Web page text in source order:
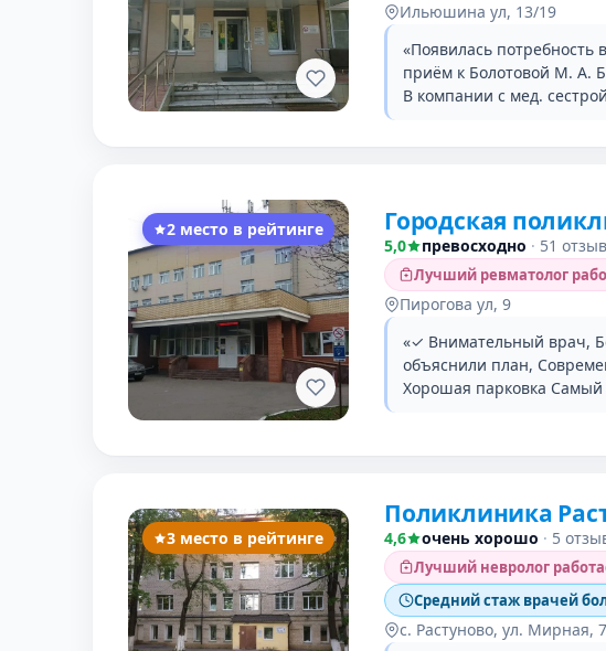
Ильюшина ул, 13/19
«Появилась
приём к Болотовой М. А.
В компании с мед.
2 место в рейтинге Городская
5,0 превосходно · 51 отзыв
Лучший ревматолог
Пирогова ул, 9
«✓ Внимательный врач,
объяснили план,
Хорошая парковка
3 место в рейтинге
Поликлиника
4,6 очень хорошо · 5
Лучший невролог
Средний стаж врачей
с. Растуново, ул. Мирная, 7